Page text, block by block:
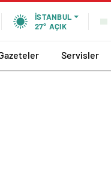
İSTANBUL
27° AÇIK
Servisler